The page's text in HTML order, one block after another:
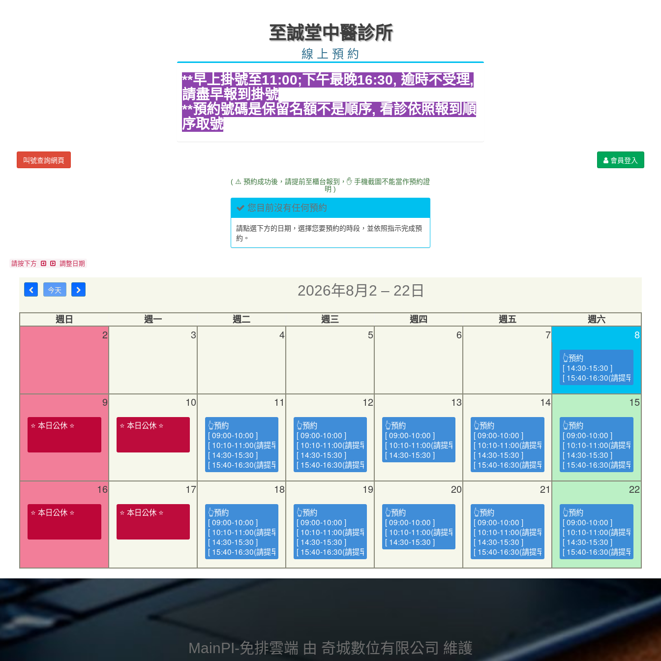
至誠堂中醫診所
線 上 預 約
**早上掛號至11:00;下午最晚16:30, 逾時不受理,
請盡早報到掛號
**預約號碼是保留名額不是順序, 看診依照報到順
序取號
叫號查詢網頁 會員登入
( ⚠️ 預約成功後，請提前至櫃台報到，✋ 手機截圖不能當作預約證
明 )
您目前沒有任何預約
請點選下方的日期，選擇您要預約的時段，並依照指示完成預
約。
請按下方 調整日期
今天 2026年8月2 – 22日
週日 週一 週二 週三 週四 週五 週六
2 3 4 5 6 7 8
👆預約
[ 14:30-15:30 ]
[ 15:40-16:30(請提早報到) ]
9 10 11 12 13 14 15
⭐ 本日公休 ⭐ ⭐ 本日公休 ⭐
👆預約
[ 09:00-10:00 ]
[ 10:10-11:00(請提早報到) ]
[ 14:30-15:30 ]
[ 15:40-16:30(請提早報到) ]
👆預約
[ 09:00-10:00 ]
[ 10:10-11:00(請提早報到) ]
[ 14:30-15:30 ]
[ 15:40-16:30(請提早報到) ]
👆預約
[ 09:00-10:00 ]
[ 10:10-11:00(請提早報到) ]
[ 14:30-15:30 ]
👆預約
[ 09:00-10:00 ]
[ 10:10-11:00(請提早報到) ]
[ 14:30-15:30 ]
[ 15:40-16:30(請提早報到) ]
👆預約
[ 09:00-10:00 ]
[ 10:10-11:00(請提早報到) ]
[ 14:30-15:30 ]
[ 15:40-16:30(請提早報到) ]
16 17 18 19 20 21 22
⭐ 本日公休 ⭐ ⭐ 本日公休 ⭐
👆預約
[ 09:00-10:00 ]
[ 10:10-11:00(請提早報到) ]
[ 14:30-15:30 ]
[ 15:40-16:30(請提早報到) ]
👆預約
[ 09:00-10:00 ]
[ 10:10-11:00(請提早報到) ]
[ 14:30-15:30 ]
[ 15:40-16:30(請提早報到) ]
👆預約
[ 09:00-10:00 ]
[ 10:10-11:00(請提早報到) ]
[ 14:30-15:30 ]
👆預約
[ 09:00-10:00 ]
[ 10:10-11:00(請提早報到) ]
[ 14:30-15:30 ]
[ 15:40-16:30(請提早報到) ]
👆預約
[ 09:00-10:00 ]
[ 10:10-11:00(請提早報到) ]
[ 14:30-15:30 ]
[ 15:40-16:30(請提早報到) ]
MainPI-免排雲端 由 奇城數位有限公司 維護